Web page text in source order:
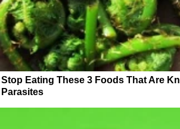
Stop Eating These 3 Foods That Are
Parasites